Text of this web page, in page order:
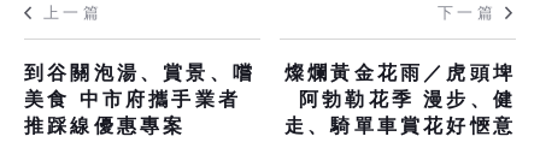
上一篇
到谷關泡湯、賞景、嚐
美食 中市府攜手業者
推踩線優惠專案
下一篇
燦爛黃金花雨／虎頭埤
阿勃勒花季 漫步、健
走、騎單車賞花好愜意